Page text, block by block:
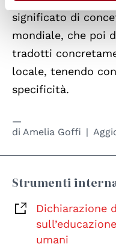
significato di
mondiale, che poi
tradotti
locale, tenendo
specificità.
di Amelia Goffi
Strumenti
Dichiarazione
umani